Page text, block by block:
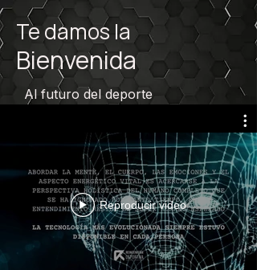
Te damos la
Bienvenida
Al futuro del deporte
Reproducir video